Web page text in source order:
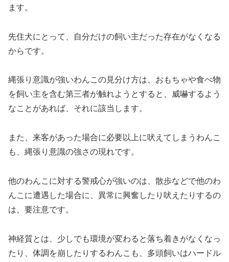
ます。
先住犬にとって、自分だけの飼い主だった存在がなくなる
からです。
縄張り意識が強いわんこの見分け方は、おもちゃや食べ物
を飼い主を含む第三者が触れようとすると、威嚇するよう
なことがあれば、それに該当します。
また、来客があった場合に必要以上に吠えてしまうわんこ
も、縄張り意識の強さの現れです。
他のわんこに対する警戒心が強いのは、散歩などで他のわ
んこに遭遇した場合に、異常に興奮したり吠えたりするの
は、要注意です。
神経質とは、少しでも環境が変わると落ち着きがなくなっ
たり、体調を崩したりするわんこも、多頭飼いはハードル